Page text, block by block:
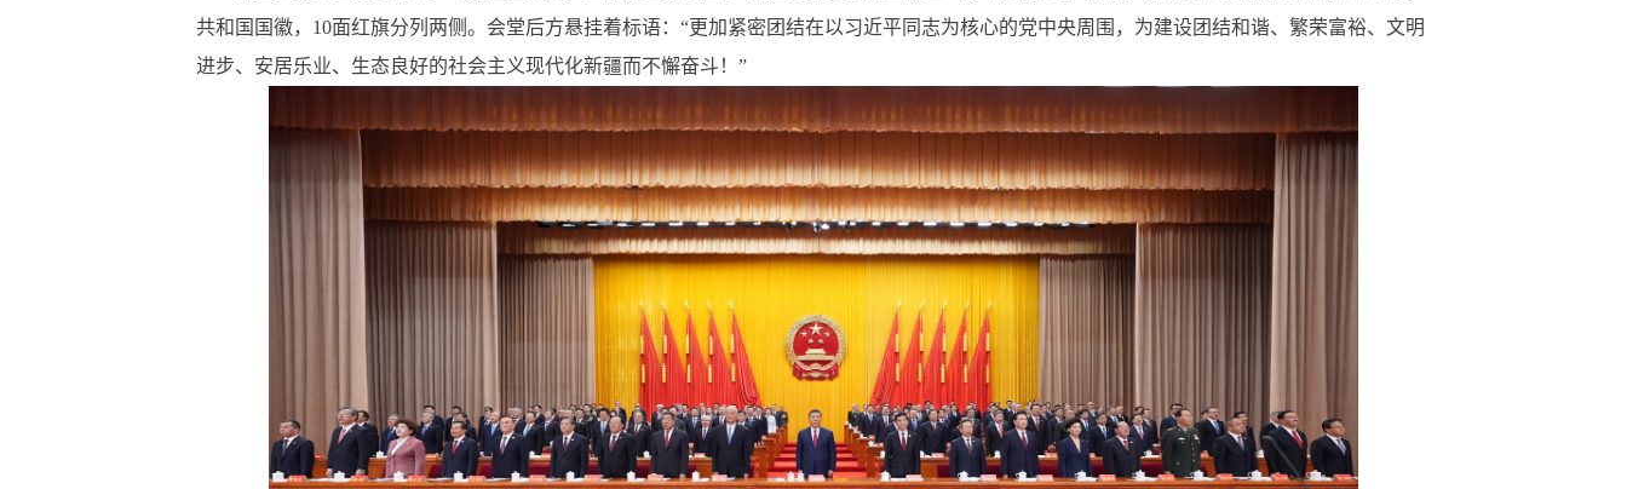
共和国国徽，10面红旗分列两侧。会堂后方悬挂着标语：“更加紧密团结在以习近平同志为核心的党中央周围，为建设团结和谐、繁荣富裕、文明
进步、安居乐业、生态良好的社会主义现代化新疆而不懈奋斗！”